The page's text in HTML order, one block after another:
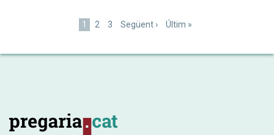
Pàgina
1 Pàgina
2 Pàgina
3
Pàgina
Següent ›
Última
Últim »